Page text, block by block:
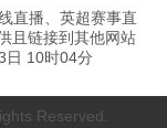
直播、英超赛事直
且链接到其他网站
日 10时04分
Reserved.